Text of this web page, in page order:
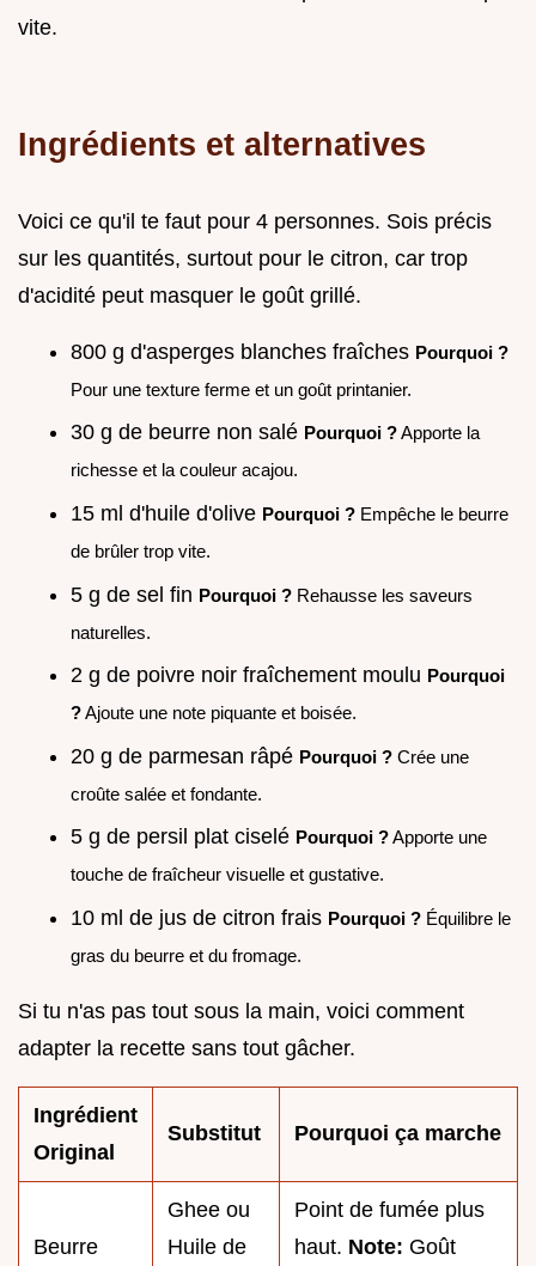
vite.
Ingrédients et alternatives
Voici ce qu'il te faut pour 4 personnes. Sois précis
sur les quantités, surtout pour le citron, car trop
d'acidité peut masquer le goût grillé.
800 g d'asperges blanches fraîches Pourquoi ?
Pour une texture ferme et un goût printanier.
30 g de beurre non salé Pourquoi ?Apporte la
richesse et la couleur acajou.
15 ml d'huile d'olive Pourquoi ? Empêche le beurre
de brûler trop vite.
5 g de sel fin Pourquoi ? Rehausse les saveurs
naturelles.
2 g de poivre noir fraîchement moulu Pourquoi
?Ajoute une note piquante et boisée.
20 g de parmesan râpé Pourquoi ? Crée une
croûte salée et fondante.
5 g de persil plat ciselé Pourquoi ?Apporte une
touche de fraîcheur visuelle et gustative.
10 ml de jus de citron frais Pourquoi ? Équilibre le
gras du beurre et du fromage.
Si tu n'as pas tout sous la main, voici comment
adapter la recette sans tout gâcher.
Ingrédient
Original
Substitut Pourquoi ça marche
Beurre
Ghee ou
Huile de
Point de fumée plus
haut. Note: Goût